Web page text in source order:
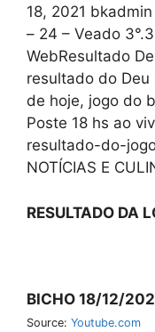
18, 2021
– 24 – Veado
WebResultado
resultado do Deu
de hoje, jogo do
Poste 18 hs ao
resultado-do-
NOTÍCIAS E
RESULTADO DA
BICHO 18/12/
Source: Youtube.com